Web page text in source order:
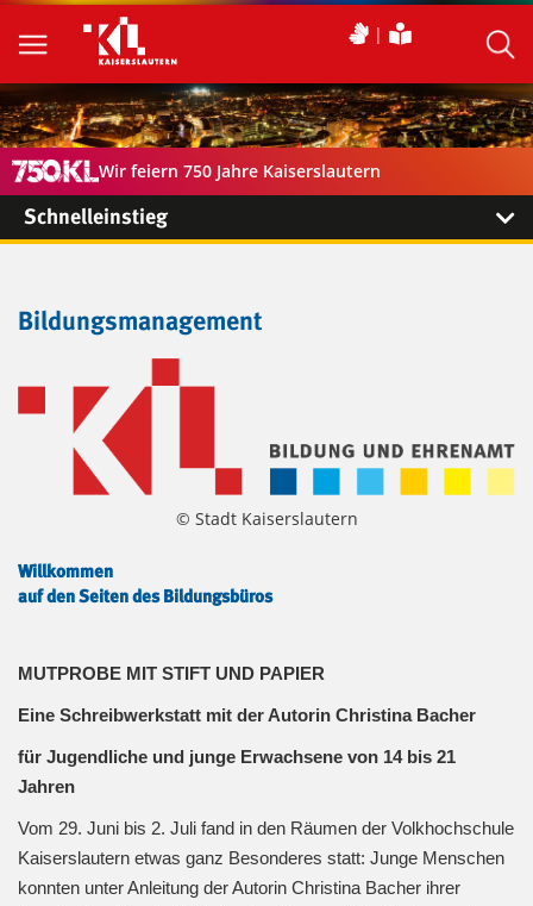
Wir feiern 750 Jahre Kaiserslautern
Schnelleinstieg
Bildungsmanagement
© Stadt Kaiserslautern
Willkommen
auf den Seiten des Bildungsbüros
MUTPROBE MIT STIFT UND PAPIER
Eine Schreibwerkstatt mit der Autorin Christina Bacher
für Jugendliche und junge Erwachsene von 14 bis 21
Jahren
Vom 29. Juni bis 2. Juli fand in den Räumen der Volkhochschule
Kaiserslautern etwas ganz Besonderes statt: Junge Menschen
konnten unter Anleitung der Autorin Christina Bacher ihrer